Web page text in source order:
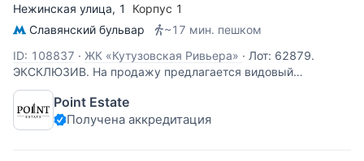
Нежинская улица, 1
Корпус 1
Славянский бульвар
~17 мин. пешком
ID: 108837 · ЖК «Кутузовская Ривьера» · Лот: 62879.
ЭКСКЛЮЗИВ. На продажу предлагается видовый
двухуровневый пентхаус площадью 414 кв. м. с террасой
в ЖК "Кутузовская Ривьера". Планировка: 1-й уровень:
гостиная, кухня-столовая, три спальни, две из которых со
Point Estate
Получена аккредитация